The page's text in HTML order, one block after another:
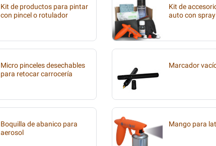
Kit de productos para pintar
con pincel o rotulador
Kit de
auto con spray
Micro pinceles desechables
para retocar carrocería
Marcador
Boquilla de abanico para
aerosol
Mango para